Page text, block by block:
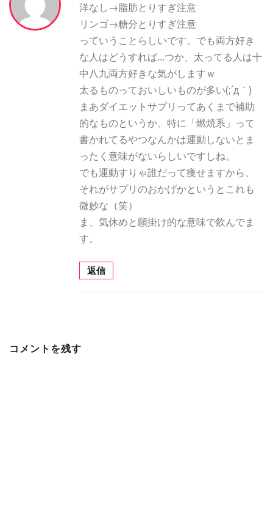
洋なし→脂肪とりすぎ注意
リンゴ→糖分とりすぎ注意
っていうことらしいです。でも両方好き
な人はどうすれば…つか、太ってる人は十
中八九両方好きな気がしますｗ
太るものっておいしいものが多い(;´д｀)
まあダイエットサプリってあくまで補助
的なものというか、特に「燃焼系」って
書かれてるやつなんかは運動しないとま
ったく意味がないらしいですしね。
でも運動すりゃ誰だって痩せますから、
それがサプリのおかげかというとこれも
微妙な（笑）
ま、気休めと願掛け的な意味で飲んでま
す。
返信
コメントを残す